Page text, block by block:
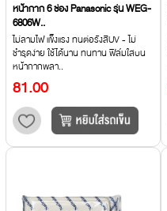
หน้ากาก 6 ช่อง Panasonic รุ่น WEG-
6806W..
ไม่ลามไฟ แข็งแรง ทนต่อรังสีUV - ไม่
ชำรุดง่าย ใช้ได้นาน ทนทาน ฟิล์มใสบน
หน้ากากพลา..
81.00